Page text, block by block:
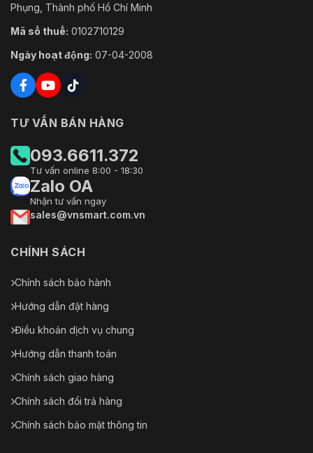
Phụng, Thành phố Hồ Chí Minh
Mã số thuế: 0102710129
Ngày hoạt động: 07-04-2008
TƯ VẤN BÁN HÀNG
093.6611.372
Tư vấn online 8:00 - 18:30
Zalo OA
Nhận tư vấn ngay
sales@vnsmart.com.vn
CHÍNH SÁCH
Chính sách bảo hành
Hướng dẫn đặt hàng
Điều khoản dịch vụ chung
Hướng dẫn thanh toán
Chính sách giao hàng
Chính sách đổi trả hàng
Chính sách bảo mật thông tin